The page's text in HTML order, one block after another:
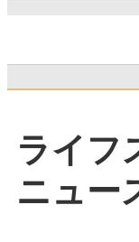
ライフ
ニュー